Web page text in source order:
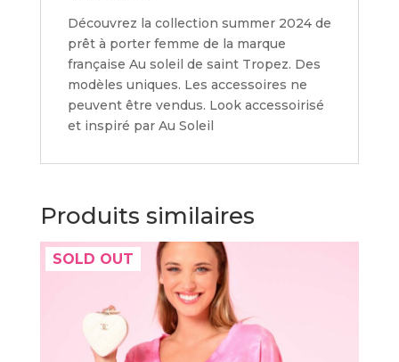
Découvrez la collection summer 2024 de
prêt à porter femme de la marque
française Au soleil de saint Tropez. Des
modèles uniques. Les accessoires ne
peuvent être vendus. Look accessoirisé
et inspiré par Au Soleil
Produits similaires
SOLD OUT